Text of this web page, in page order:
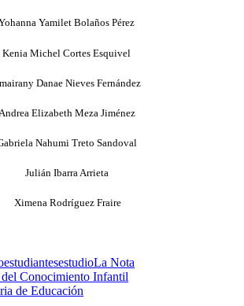
Yamilet Bolaños Pérez
Kenia Michel Cortes Esquivel
Danae Nieves Fernández
Andrea Elizabeth Meza Jiménez
Nahumi Treto Sandoval
Julián Ibarra Arrieta
Ximena Rodríguez Fraire
estudiantesestudioLa Nota
Conocimiento Infantil
de Educación